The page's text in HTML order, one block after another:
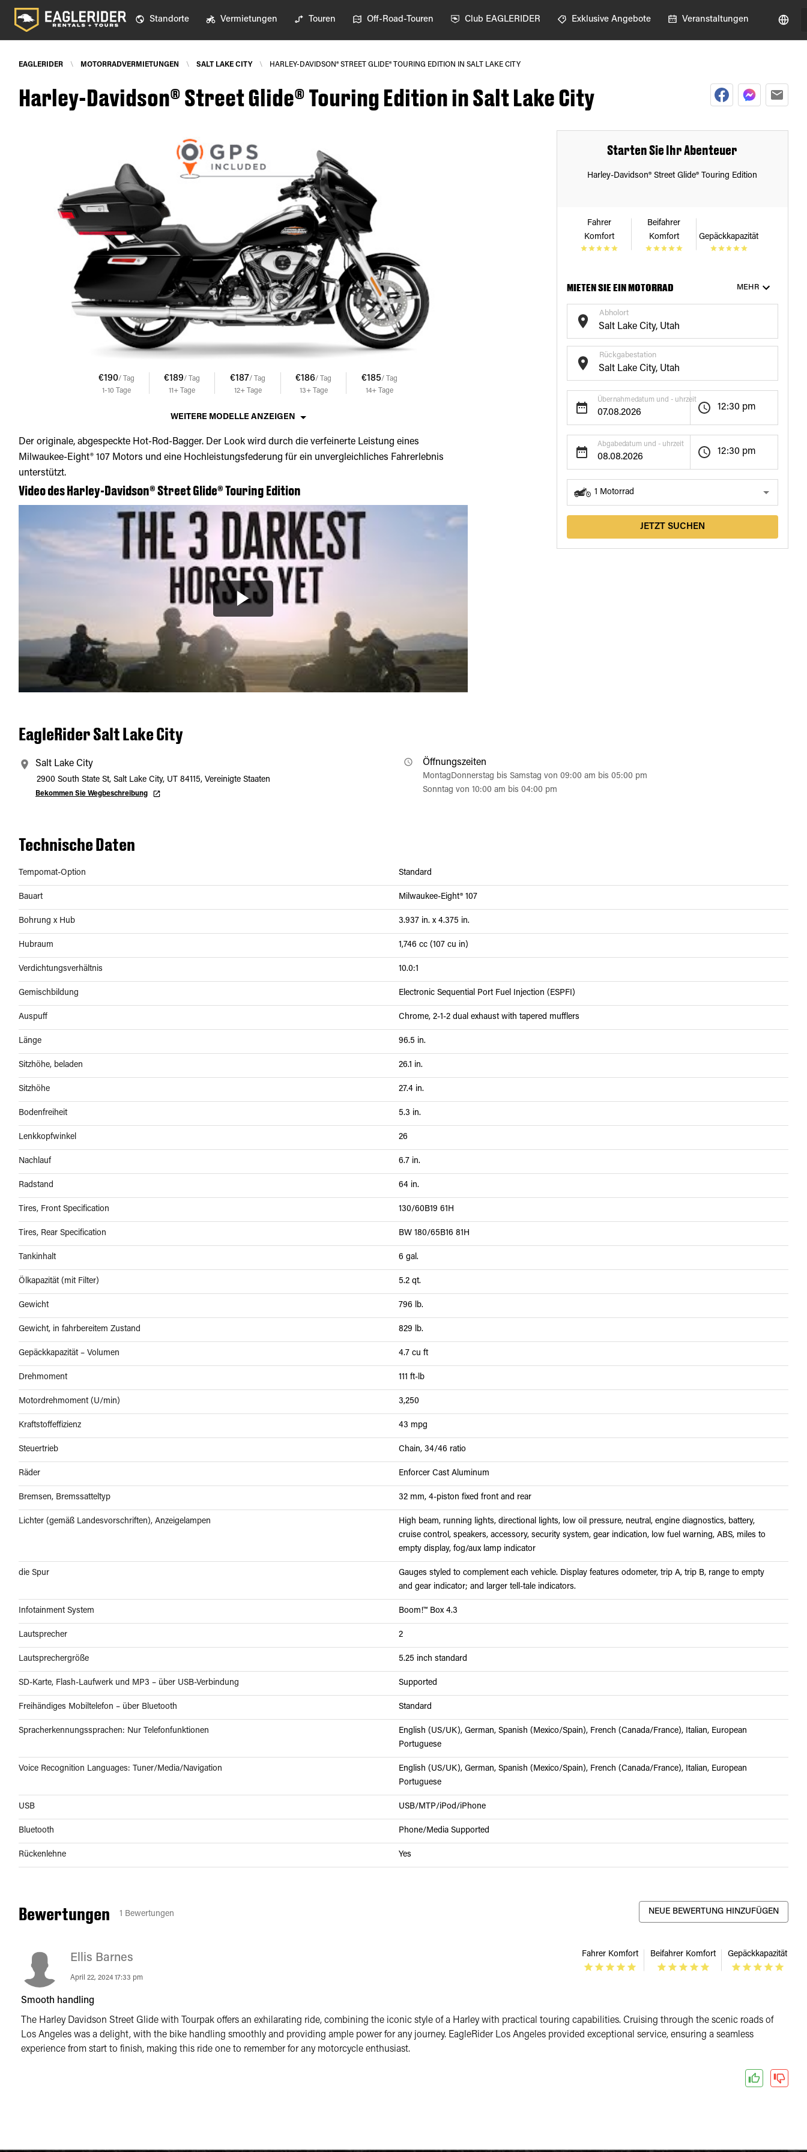
Standorte Vermietungen Touren Off-Road-Touren Club EAGLERIDER Exklusive Angebote Veranstaltungen
EAGLERIDER \ MOTORRADVERMIETUNGEN \ SALT LAKE CITY \ HARLEY-DAVIDSON® STREET GLIDE® TOURING EDITION IN SALT LAKE CITY
Harley-Davidson® Street Glide® Touring Edition in Salt Lake City
€190/ Tag
1-10
Tage
€189/ Tag
11+
Tage
€187/ Tag
12+
Tage
€186/ Tag
13+
Tage
€185/ Tag
14+
Tage
€182/ Tag
18+Tage
€181/ Tag
20+Tage
€180/ Tag
21+Tage
WEITERE MODELLE ANZEIGEN
Der originale, abgespeckte Hot-Rod-Bagger. Der Look wird durch die verfeinerte Leistung eines
Milwaukee-Eight® 107 Motors und eine Hochleistungsfederung für ein unvergleichliches Fahrerlebnis
unterstützt.
Video des Harley-Davidson® Street Glide® Touring Edition
Starten Sie Ihr Abenteuer
Harley-Davidson® Street Glide® Touring Edition
Fahrer
Komfort
Beifahrer
Komfort
Gepäckkapazität
MIETEN SIE EIN MOTORRAD MEHR
Abholort
Rückgabestation
Übernahmedatum und - uhrzeit
12:30 pm
Abgabedatum und - uhrzeit
12:30 pm
1 Motorrad
JETZT SUCHEN
EagleRider Salt Lake City
Salt Lake City
2900 South State St, Salt Lake City, UT 84115, Vereinigte Staaten
Bekommen Sie Wegbeschreibung
Öffnungszeiten
MontagDonnerstag bis Samstag von 09:00 am bis 05:00 pm
Sonntag von 10:00 am bis 04:00 pm
Technische Daten
Tempomat-Option Standard
Bauart Milwaukee-Eight® 107
Bohrung x Hub 3.937 in. x 4.375 in.
Hubraum 1,746 cc (107 cu in)
Verdichtungsverhältnis 10.0:1
Gemischbildung Electronic Sequential Port Fuel Injection (ESPFI)
Auspuff Chrome, 2-1-2 dual exhaust with tapered mufflers
Länge 96.5 in.
Sitzhöhe, beladen 26.1 in.
Sitzhöhe 27.4 in.
Bodenfreiheit 5.3 in.
Lenkkopfwinkel 26
Nachlauf 6.7 in.
Radstand 64 in.
Tires, Front Specification 130/60B19 61H
Tires, Rear Specification BW 180/65B16 81H
Tankinhalt 6 gal.
Ölkapazität (mit Filter) 5.2 qt.
Gewicht 796 lb.
Gewicht, in fahrbereitem Zustand 829 lb.
Gepäckkapazität – Volumen 4.7 cu ft
Drehmoment 111 ft-lb
Motordrehmoment (U/min) 3,250
Kraftstoffeffizienz 43 mpg
Steuertrieb Chain, 34/46 ratio
Räder Enforcer Cast Aluminum
Bremsen, Bremssatteltyp 32 mm, 4-piston fixed front and rear
Lichter (gemäß Landesvorschriften), Anzeigelampen
High beam, running lights, directional lights, low oil pressure, neutral, engine diagnostics, battery,
cruise control, speakers, accessory, security system, gear indication, low fuel warning, ABS, miles to
empty display, fog/aux lamp indicator
die Spur
Gauges styled to complement each vehicle. Display features odometer, trip A, trip B, range to empty
and gear indicator; and larger tell-tale indicators.
Infotainment System Boom!™ Box 4.3
Lautsprecher 2
Lautsprechergröße 5.25 inch standard
SD-Karte, Flash-Laufwerk und MP3 – über USB-Verbindung Supported
Freihändiges Mobiltelefon – über Bluetooth Standard
Spracherkennungssprachen: Nur Telefonfunktionen
English (US/UK), German, Spanish (Mexico/Spain), French (Canada/France), Italian, European
Portuguese
Voice Recognition Languages: Tuner/Media/Navigation
English (US/UK), German, Spanish (Mexico/Spain), French (Canada/France), Italian, European
Portuguese
USB USB/MTP/iPod/iPhone
Bluetooth Phone/Media Supported
Rückenlehne Yes
Bewertungen 1 Bewertungen NEUE BEWERTUNG HINZUFÜGEN
Ellis Barnes
April 22, 2024 17:33 pm
Fahrer Komfort Beifahrer Komfort Gepäckkapazität
Smooth handling
The Harley Davidson Street Glide with Tourpak offers an exhilarating ride, combining the iconic style of a Harley with practical touring capabilities. Cruising through the scenic roads of
Los Angeles was a delight, with the bike handling smoothly and providing ample power for any journey. EagleRider Los Angeles provided exceptional service, ensuring a seamless
experience from start to finish, making this ride one to remember for any motorcycle enthusiast.